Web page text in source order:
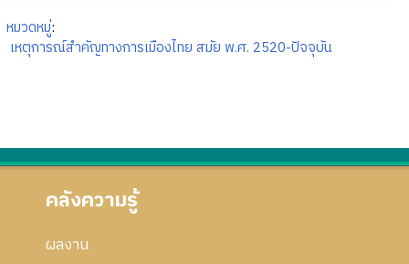
หมวดหมู่:
เหตุการณ์สำคัญทางการเมืองไทย สมัย พ.ศ. 2520-ปัจจุบัน
คลังความรู้
ผลงาน